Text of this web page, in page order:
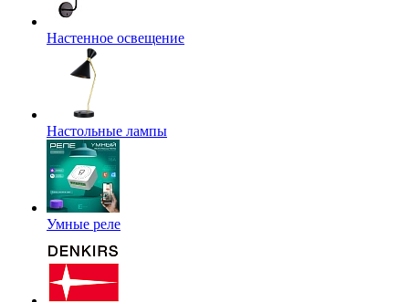
Настенное освещение
Настольные лампы
Умные реле